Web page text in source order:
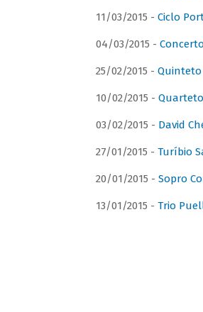
11/03/2015 - Ciclo
04/03/2015 -
25/02/2015 - Quinteto
10/02/2015 - Quarteto
03/02/2015 - David
27/01/2015 - Turíbio
20/01/2015 - Sopro
13/01/2015 - Trio